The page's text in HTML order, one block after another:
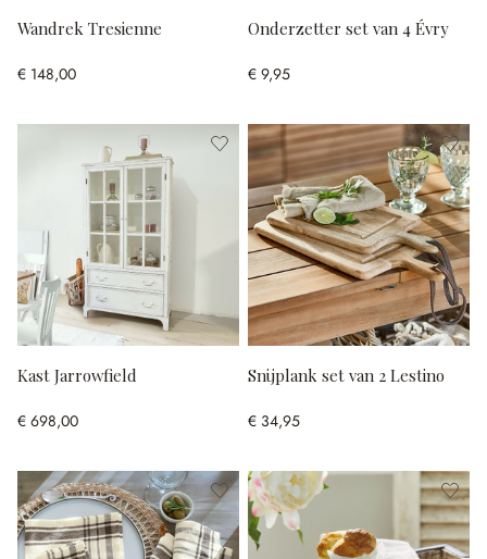
Wandrek Tresienne
€ 148,00
Onderzetter set van 4 Évry
€ 9,95
Kast Jarrowfield
€ 698,00
Snijplank set van 2 Lestino
€ 34,95